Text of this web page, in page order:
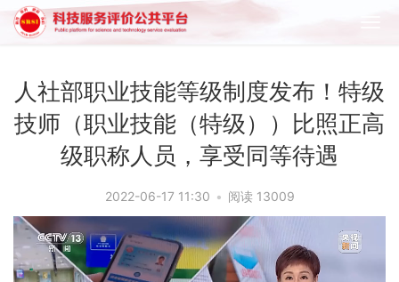
人社部职业技能等级制度发布！特级
技师（职业技能（特级））比照正高
级职称人员，享受同等待遇
2022-06-17 11:30 • 阅读 13009